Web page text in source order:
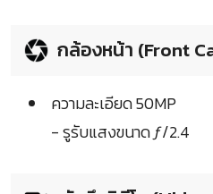
กล้องหน้า (Front
ความละเอียด 50MP
- รูรับแสงขนาด ƒ/2.4